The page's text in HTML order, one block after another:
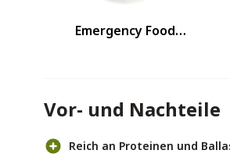
Emergency Food
Vor- und Nachteile
Reich an Proteinen und